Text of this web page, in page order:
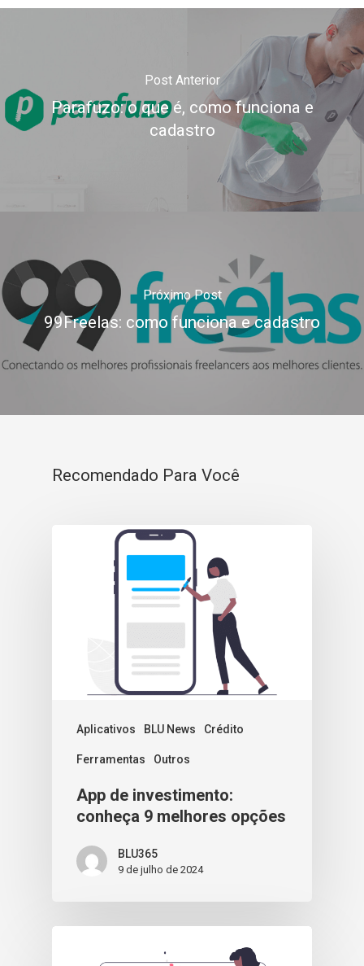
Post Anterior
Parafuzo: o que é, como funciona e
cadastro
Próximo Post
99Freelas: como funciona e cadastro
Recomendado Para Você
Aplicativos BLU News Crédito
Ferramentas Outros
App de investimento:
conheça 9 melhores opções
BLU365
9 de julho de 2024